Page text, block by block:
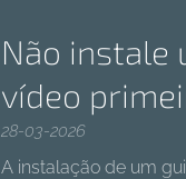
Não instale
vídeo
28-03-2026
A instalação de um